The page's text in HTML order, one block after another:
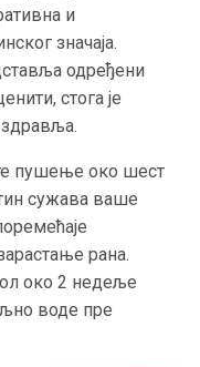
и
значаја.
одређени
стога је
пушење око шест
сужава ваше
рана.
око 2 недеље
воде пре